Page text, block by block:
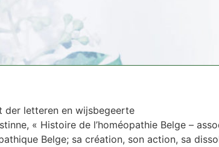
der letteren en wijsbegeerte
« Histoire de l’homéopathie Belge –
Belge; sa création, son action, sa